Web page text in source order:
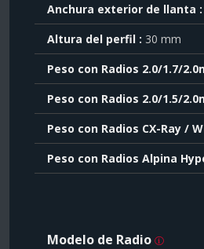
.
También
mostrar
toda
información.
Anchura exterior de llanta
Altura del perfil
30 mm
Peso con Radios 2.0/1.7/
Peso con Radios 2.0/1.5/
Peso con Radios CX-Ray /
Peso con Radios Alpina
Modelo de Radio